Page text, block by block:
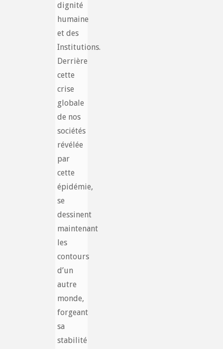
dignité
humaine
et des
Institutions.
Derrière
cette
crise
globale
de nos
sociétés
révélée
par
cette
épidémie,
se
dessinent
maintenant
les
contours
d’un
autre
monde,
forgeant
sa
stabilité